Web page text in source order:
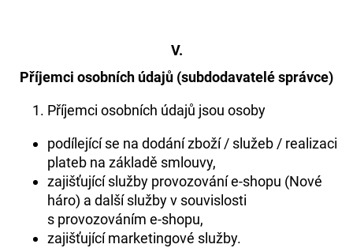
V.
Příjemci osobních údajů (subdodavatelé správce)
Příjemci osobních údajů jsou osoby
podílející se na dodání zboží / služeb / realizaci
plateb na základě smlouvy,
zajišťující služby provozování e-shopu (Nové
háro) a další služby v souvislosti
s provozováním e-shopu,
zajišťující marketingové služby.